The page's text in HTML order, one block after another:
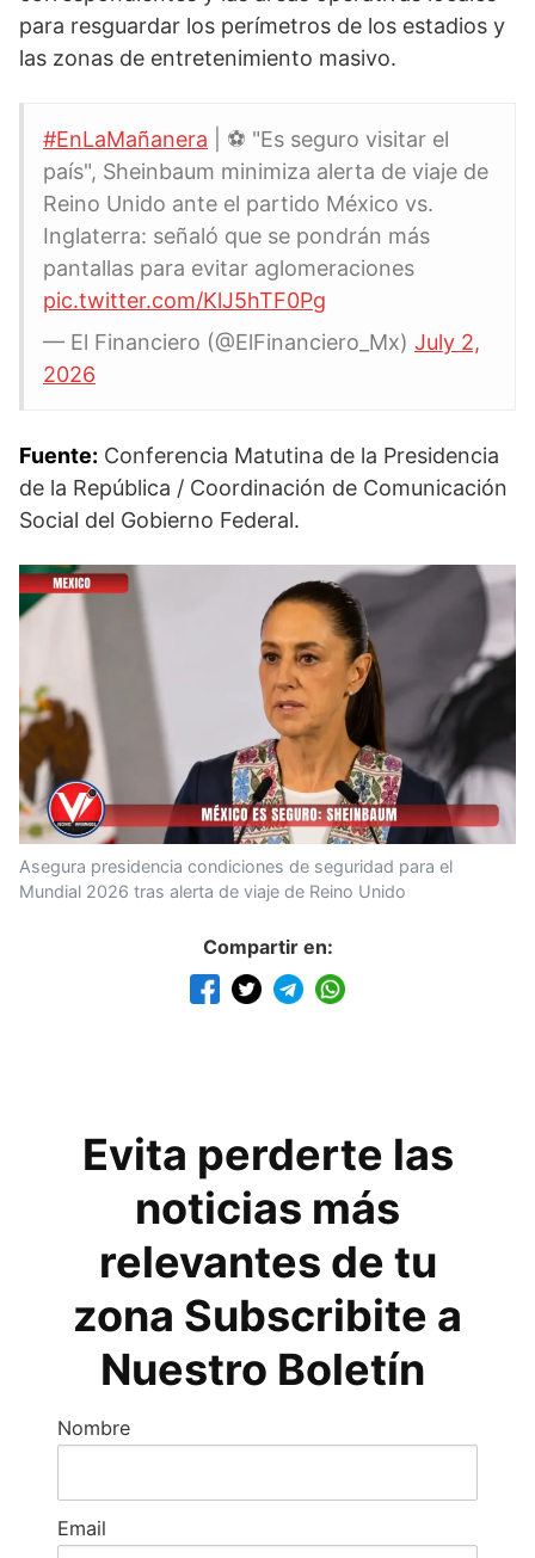
para resguardar los perímetros de los estadios y
las zonas de entretenimiento masivo.
#EnLaMañanera | ⚽️ "Es seguro visitar el
país", Sheinbaum minimiza alerta de viaje de
Reino Unido ante el partido México vs.
Inglaterra: señaló que se pondrán más
pantallas para evitar aglomeraciones
pic.twitter.com/KlJ5hTF0Pg
— El Financiero (@ElFinanciero_Mx) July 2,
2026
Fuente: Conferencia Matutina de la Presidencia
de la República / Coordinación de Comunicación
Social del Gobierno Federal.
Asegura presidencia condiciones de seguridad para el
Mundial 2026 tras alerta de viaje de Reino Unido
Compartir en:
Evita perderte las
noticias más
relevantes de tu
zona Subscribite a
Nuestro Boletín
Nombre
Email